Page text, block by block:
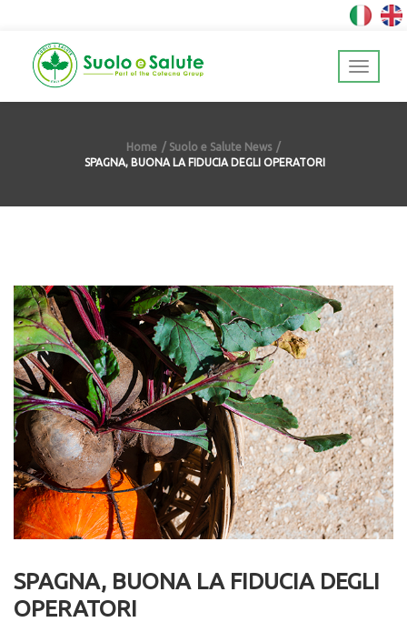
Home
Suolo e Salute News
SPAGNA, BUONA LA FIDUCIA DEGLI OPERATORI
SPAGNA, BUONA LA FIDUCIA DEGLI
OPERATORI